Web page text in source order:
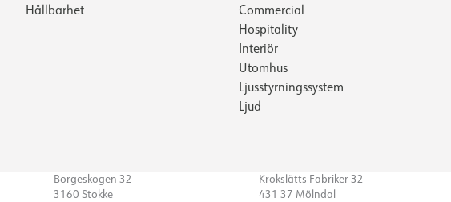
Hållbarhet
Commercial
Hospitality
Interiör
Utomhus
Ljusstyrningssystem
Ljud
Borgeskogen 32
3160 Stokke
Krokslätts Fabriker 32
431 37 Mölndal